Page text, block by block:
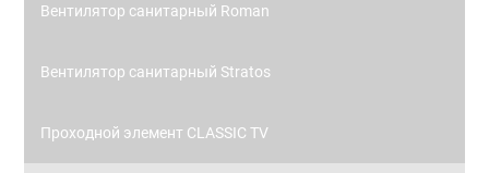
Вентилятор санитарный Roman
Вентилятор санитарный Stratos
Проходной элемент CLASSIC TV